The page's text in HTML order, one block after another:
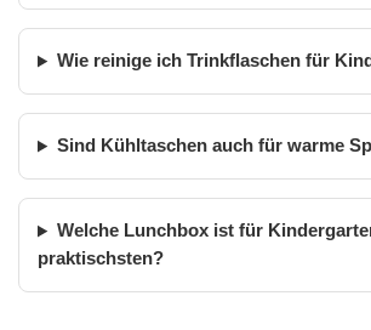
Wie reinige ich Trinkflaschen für
Sind Kühltaschen auch für warme
Welche Lunchbox ist für
praktischsten?